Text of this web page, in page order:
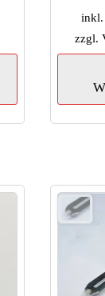
inkl.
zzgl.